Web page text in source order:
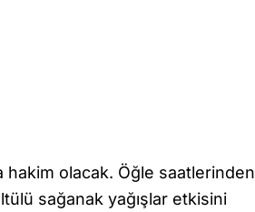
hakim olacak. Öğle saatlerinden
sağanak yağışlar etkisini